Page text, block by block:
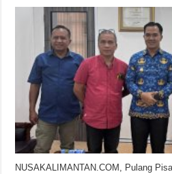
NUSAKALIMANTAN.COM, Pulang